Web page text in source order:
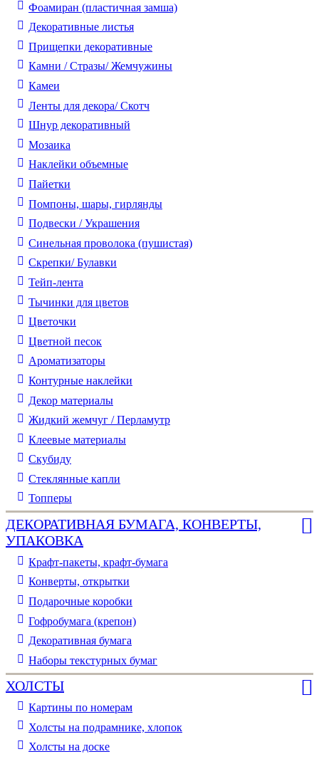
Фоамиран (пластичная замша)
Декоративные листья
Прищепки декоративные
Камни / Cтразы/ Жемчужины
Камеи
Ленты для декора/ Скотч
Шнур декоративный
Мозаика
Наклейки объемные
Пайетки
Помпоны, шары, гирлянды
Подвески / Украшения
Синельная проволока (пушистая)
Скрепки/ Булавки
Тейп-лента
Тычинки для цветов
Цветочки
Цветной песок
Ароматизаторы
Контурные наклейки
Декор материалы
Жидкий жемчуг / Перламутр
Клеевые материалы
Скубиду
Стеклянные капли
Топперы
ДЕКОРАТИВНАЯ БУМАГА, КОНВЕРТЫ,
УПАКОВКА
Крафт-пакеты, крафт-бумага
Конверты, открытки
Подарочные коробки
Гофробумага (крепон)
Декоративная бумага
Наборы текстурных бумаг
ХОЛСТЫ
Картины по номерам
Холсты на подрамнике, хлопок
Холсты на доске